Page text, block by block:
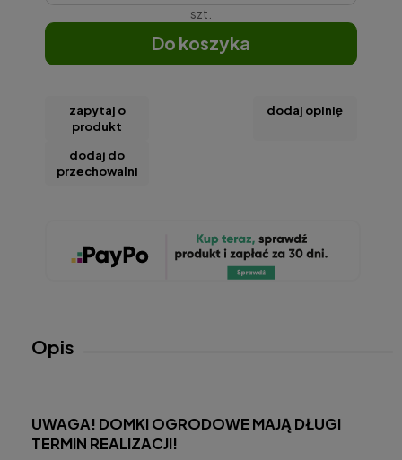
szt.
do koszyka
zapytaj o
produkt
dodaj opinię
dodaj do
przechowalni
Opis
UWAGA! DOMKI OGRODOWE MAJĄ DŁUGI
TERMIN REALIZACJI!